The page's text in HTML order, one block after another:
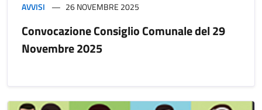
AVVISI 26 NOVEMBRE 2025
Convocazione Consiglio Comunale del 29
Novembre 2025